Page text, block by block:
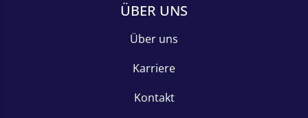
ÜBER UNS
Über uns
Karriere
Kontakt